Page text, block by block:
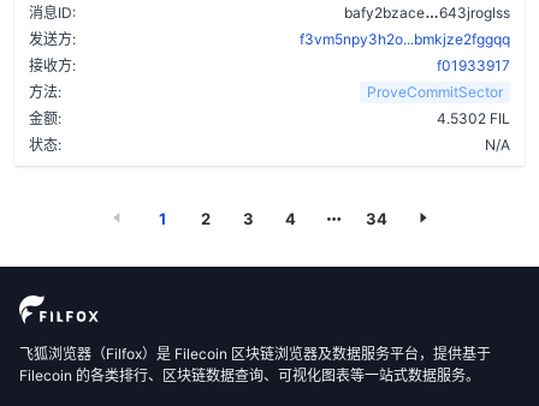
消息ID: bafy2bzace
643jroglss
发送方:
f3vm5npy3h2o...bmkjze2fggqq
接收方:
f01933917
方法:
ProveCommitSector
金额:
4.5302 FIL
状态:
N/A
1 2 3 4 34
飞狐浏览器（Filfox）是 Filecoin 区块链浏览器及数据服务平台，提供基于
Filecoin 的各类排行、区块链数据查询、可视化图表等一站式数据服务。